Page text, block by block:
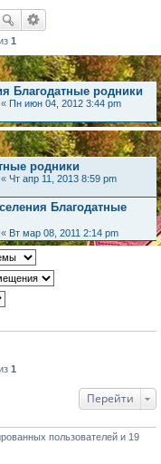
1
Благодатные родники
« Пн июн 04, 2012 3:44 pm
родники
« Чт апр 11, 2013 8:59 pm
Благодатные
« Вт мар 08, 2011 2:14 pm
1
Перейти
пользователей и 19